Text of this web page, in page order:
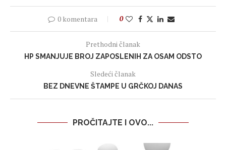
0 komentara 0
Prethodni članak
HP SMANJUJE BROJ ZAPOSLENIH ZA OSAM ODSTO
Sledeći članak
BEZ DNEVNE ŠTAMPE U GRČKOJ DANAS
PROČITAJTE I OVO...